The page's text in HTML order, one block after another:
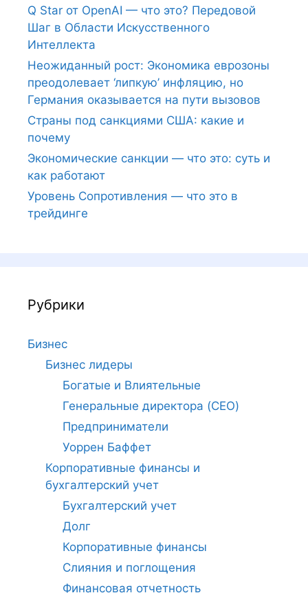
Q Star от OpenAI — что это? Передовой
Шаг в Области Искусственного
Интеллекта
Неожиданный рост: Экономика еврозоны
преодолевает ‘липкую’ инфляцию, но
Германия оказывается на пути вызовов
Страны под санкциями США: какие и
почему
Экономические санкции — что это: суть и
как работают
Уровень Сопротивления — что это в
трейдинге
Рубрики
Бизнес
Бизнес лидеры
Богатые и Влиятельные
Генеральные директора (CEO)
Предприниматели
Уоррен Баффет
Корпоративные финансы и
бухгалтерский учет
Бухгалтерский учет
Долг
Корпоративные финансы
Слияния и поглощения
Финансовая отчетность